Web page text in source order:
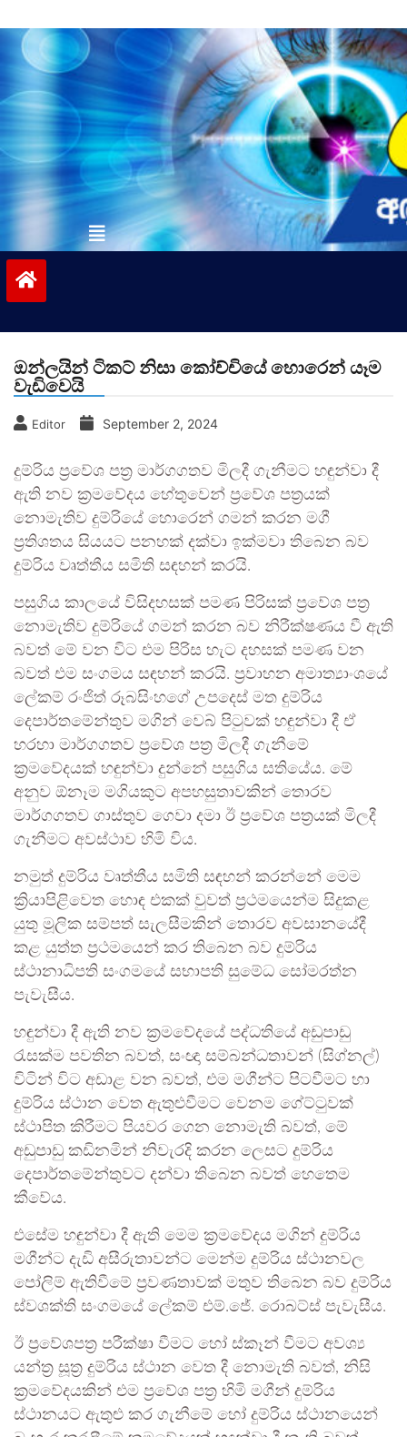
to
contentvinivida.lk
ඔන්ලයින් ටිකට් නිසා කෝච්චියේ හොරෙන් යෑම
වැඩිවෙයි
Editor September 2, 2024
දුම්රිය ප්‍රවේශ පත්‍ර මාර්ගගතව මිලදී ගැනීමට හඳුන්වා දී
ඇති නව ක්‍රමවේදය හේතුවෙන් ප්‍රවේශ පත්‍රයක්
නොමැතිව දුම්රියේ හොරෙන් ගමන් කරන මගී
ප්‍රතිශතය සියයට පනහක් දක්වා ඉක්මවා තිබෙන බව
දුම්රිය වෘත්තීය සමිති සඳහන් කරයි.
පසුගිය කාලයේ විසිදහසක් පමණ පිරිසක් ප්‍රවේශ පත්‍ර
නොමැතිව දුම්රියේ ගමන් කරන බව නිරීක්ෂණය වී ඇති
බවත් මේ වන විට එම පිරිස හැට දහසක් පමණ වන
බවත් එම සංගමය සඳහන් කරයි. ප්‍රවාහන අමාත්‍යාංශයේ
ලේකම් රංජිත් රූබසිංහගේ උපදෙස් මත දුම්රිය
දෙපාර්තමේන්තුව මගින් වෙබ් පිටුවක් හඳුන්වා දී ඒ
හරහා මාර්ගගතව ප්‍රවේශ පත්‍ර මිලදී ගැනීමේ
ක්‍රමවේදයක් හඳුන්වා දුන්නේ පසුගිය සතියේය. මේ
අනුව ඕනෑම මගියකුට අපහසුතාවකින් තොරව
මාර්ගගතව ගාස්තුව ගෙවා දමා ඊ ප්‍රවේශ පත්‍රයක් මිලදී
ගැනීමට අවස්ථාව හිමි විය.
නමුත් දුම්රිය වෘත්තීය සමිති සඳහන් කරන්නේ මෙම
ක්‍රියාපිළිවෙත හොඳ එකක් වුවත් ප්‍රථමයෙන්ම සිදුකළ
යුතු මූලික සම්පත් සැලසීමකින් තොරව අවසානයේදී
කළ යුත්ත ප්‍රථමයෙන් කර තිබෙන බව දුම්රිය
ස්ථානාධිපති සංගමයේ සභාපති සුමේධ සෝමරත්න
පැවැසීය.
හඳුන්වා දී ඇති නව ක්‍රමවේදයේ පද්ධතියේ අඩුපාඩු
රැසක්ම පවතින බවත්, සංඥා සම්බන්ධතාවන් (සිග්නල්)
විටින් විට අඩාළ වන බවත්, එම මගීන්ට පිටවීමට හා
දුම්රිය ස්ථාන වෙත ඇතුළුවීමට වෙනම ගේට්ටුවක්
ස්ථාපිත කිරීමට පියවර ගෙන නොමැති බවත්, මේ
අඩුපාඩු කඩිනමින් නිවැරදි කරන ලෙසට දුම්රිය
දෙපාර්තමේන්තුවට දන්වා තිබෙන බවත් හෙතෙම
කීවේය.
එසේම හඳුන්වා දී ඇති මෙම ක්‍රමවේදය මගින් දුම්රිය
මගීන්ට දැඩි අසීරුතාවන්ට මෙන්ම දුම්රිය ස්ථානවල
පෝලිම් ඇතිවීමේ ප්‍රවණතාවක් මතුව තිබෙන බව දුම්රිය
ස්වශක්ති සංගමයේ ලේකම් එම්.ජේ. රොබට්ස් පැවැසීය.
ඊ ප්‍රවේශපත්‍ර පරීක්ෂා වීමට හෝ ස්කෑන් වීමට අවශ්‍ය
යන්ත්‍ර සූත්‍ර දුම්රිය ස්ථාන වෙත දී නොමැති බවත්, නිසි
ක්‍රමවේදයකින් එම ප්‍රවේශ පත්‍ර හිමි මගීන් දුම්රිය
ස්ථානයට ඇතුළු කර ගැනීමේ හෝ දුම්රිය ස්ථානයෙන්